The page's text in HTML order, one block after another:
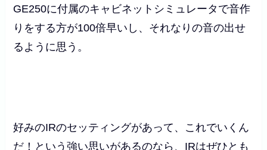
GE250に付属のキャビネットシミュレータで音作
りをする方が100倍早いし、それなりの音の出せ
るように思う。
好みのIRのセッティングがあって、これでいくん
だ！という強い思いがあるのなら、IRはぜひとも